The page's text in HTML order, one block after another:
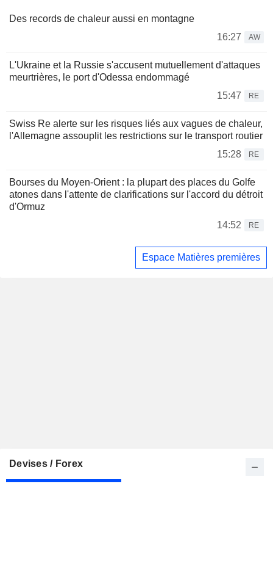
Des records de chaleur aussi en montagne
16:27
AW
L'Ukraine et la Russie s'accusent mutuellement d'attaques
meurtrières, le port d'Odessa endommagé
15:47
RE
Swiss Re alerte sur les risques liés aux vagues de chaleur,
l'Allemagne assouplit les restrictions sur le transport routier
15:28
RE
Bourses du Moyen-Orient : la plupart des places du Golfe
atones dans l'attente de clarifications sur l'accord du détroit
d'Ormuz
14:52
RE
Espace Matières premières
Devises / Forex